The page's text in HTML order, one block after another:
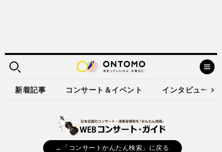
新着記事 コンサート＆イベント インタビュー
←「コンサートかんたん検索」に戻る